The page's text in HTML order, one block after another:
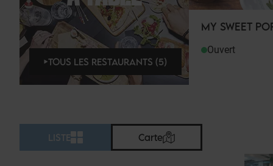
TOUS LES RESTAURANTS (5)
MY SWEET
Ouvert
LISTE Carte